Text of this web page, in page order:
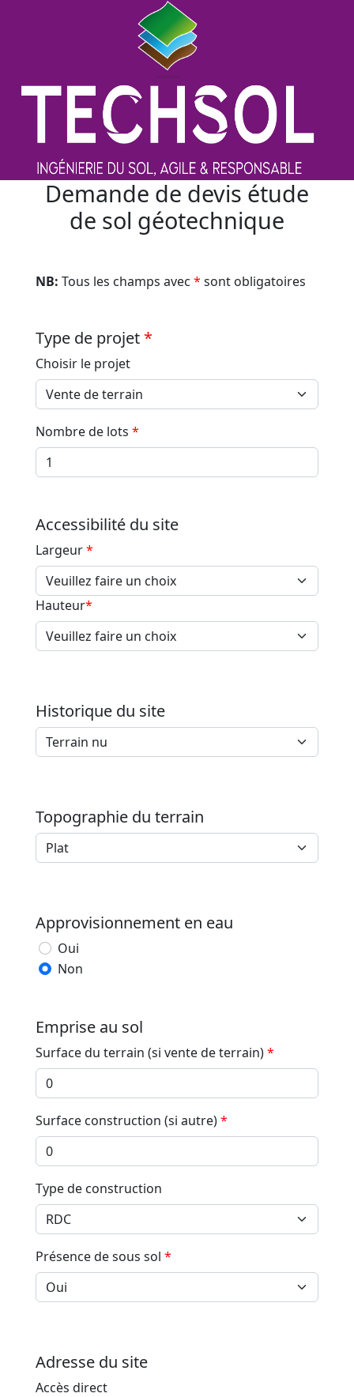
Demande de devis étude
de sol géotechnique
NB: Tous les champs avec * sont obligatoires
Type de projet *
Choisir le projet
Nombre de lots *
Accessibilité du site
Largeur*
Hauteur*
Historique du site
Topographie du terrain
Approvisionnement en eau
Oui
Non
Emprise au sol
Surface du terrain (si vente de terrain)*
Surface construction (si autre)*
Type de construction
Présence de sous sol *
Adresse du site
Accès direct